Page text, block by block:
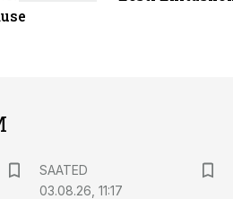
SAATED
03.08.26, 11:17